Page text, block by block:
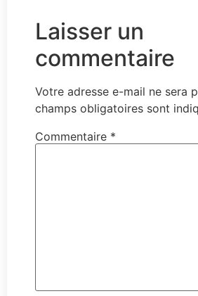
Laisser un
commentaire
Votre adresse e-mail ne sera
champs obligatoires sont
Commentaire *